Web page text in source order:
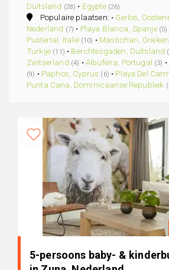
Duitsland (28) • Egypte (26)
Populaire plaatsen: • Gerlos,
Nederland (7) • Playa Blanca, Spanje (5)
Pustertal, Italië (10) • Mastichari,
Turkije (11) • Berchtesgaden, Duitsland
Zwitserland (4) • Albufeira, Portugal (3) •
(9) • Paphos, Cyprus (6) • Playa Del
Punta Cana, Dominicaanse Republiek
5-persoons baby- &